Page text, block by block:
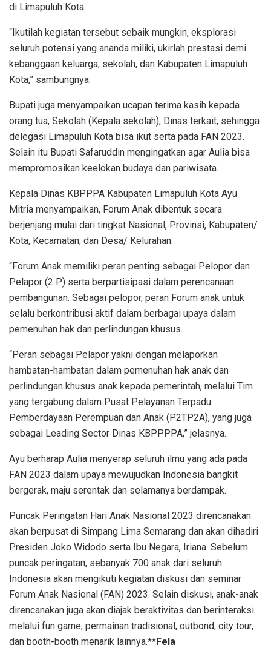
di Limapuluh Kota.
“Ikutilah kegiatan tersebut sebaik mungkin, eksplorasi
seluruh potensi yang ananda miliki, ukirlah prestasi demi
kebanggaan keluarga, sekolah, dan Kabupaten Limapuluh
Kota,” sambungnya.
Bupati juga menyampaikan ucapan terima kasih kepada
orang tua, Sekolah (Kepala sekolah), Dinas terkait, sehingga
delegasi Limapuluh Kota bisa ikut serta pada FAN 2023.
Selain itu Bupati Safaruddin mengingatkan agar Aulia bisa
mempromosikan keelokan budaya dan pariwisata.
Kepala Dinas KBPPPA Kabupaten Limapuluh Kota Ayu
Mitria menyampaikan, Forum Anak dibentuk secara
berjenjang mulai dari tingkat Nasional, Provinsi, Kabupaten/
Kota, Kecamatan, dan Desa/ Kelurahan.
“Forum Anak memiliki peran penting sebagai Pelopor dan
Pelapor (2 P) serta berpartisipasi dalam perencanaan
pembangunan. Sebagai pelopor, peran Forum anak untuk
selalu berkontribusi aktif dalam berbagai upaya dalam
pemenuhan hak dan perlindungan khusus.
“Peran sebagai Pelapor yakni dengan melaporkan
hambatan-hambatan dalam pemenuhan hak anak dan
perlindungan khusus anak kepada pemerintah, melalui Tim
yang tergabung dalam Pusat Pelayanan Terpadu
Pemberdayaan Perempuan dan Anak (P2TP2A), yang juga
sebagai Leading Sector Dinas KBPPPPA,” jelasnya.
Ayu berharap Aulia menyerap seluruh ilmu yang ada pada
FAN 2023 dalam upaya mewujudkan Indonesia bangkit
bergerak, maju serentak dan selamanya berdampak.
Puncak Peringatan Hari Anak Nasional 2023 direncanakan
akan berpusat di Simpang Lima Semarang dan akan dihadiri
Presiden Joko Widodo serta Ibu Negara, Iriana. Sebelum
puncak peringatan, sebanyak 700 anak dari seluruh
Indonesia akan mengikuti kegiatan diskusi dan seminar
Forum Anak Nasional (FAN) 2023. Selain diskusi, anak-anak
direncanakan juga akan diajak beraktivitas dan berinteraksi
melalui fun game, permainan tradisional, outbond, city tour,
dan booth-booth menarik lainnya.**Fela